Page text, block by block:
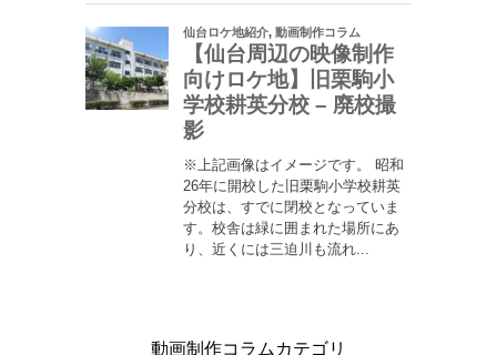
動画制作コラムカテゴリ